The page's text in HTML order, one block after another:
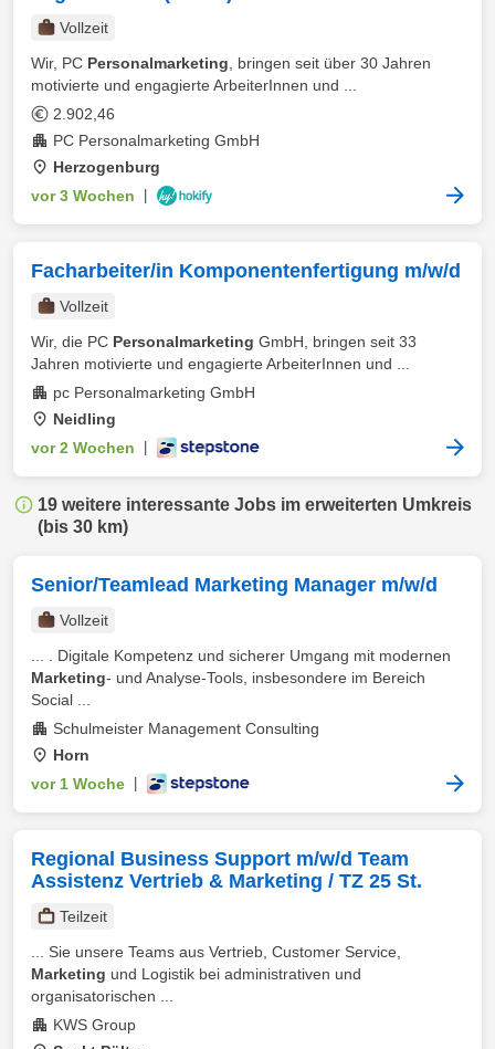
Vollzeit
Wir, PC Personalmarketing , bringen seit über 30 Jahren
motivierte und engagierte ArbeiterInnen und ...
2.902,46
PC Personalmarketing GmbH
Herzogenburg
vor 3 Wochen
Facharbeiter/in Komponentenfertigung m/w/d
Vollzeit
Wir, die PC Personalmarketing GmbH, bringen seit 33
Jahren motivierte und engagierte ArbeiterInnen und ...
pc Personalmarketing GmbH
Neidling
vor 2 Wochen
19 weitere interessante Jobs im erweiterten Umkreis
(bis 30 km)
Senior/Teamlead Marketing Manager m/w/d
Vollzeit
... . Digitale Kompetenz und sicherer Umgang mit modernen
Marketing- und Analyse-Tools, insbesondere im Bereich
Social ...
Schulmeister Management Consulting
Horn
vor 1 Woche
Regional Business Support m/w/d Team
Assistenz Vertrieb & Marketing / TZ 25 St.
Teilzeit
... Sie unsere Teams aus Vertrieb, Customer Service,
Marketing und Logistik bei administrativen und
organisatorischen ...
KWS Group